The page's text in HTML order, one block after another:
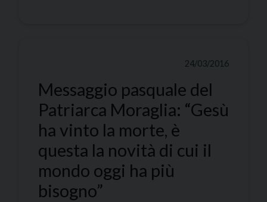
24/03/2016
Messaggio pasquale del
Patriarca Moraglia: “Gesù
ha vinto la morte, è
questa la novità di cui il
mondo oggi ha più
bisogno”